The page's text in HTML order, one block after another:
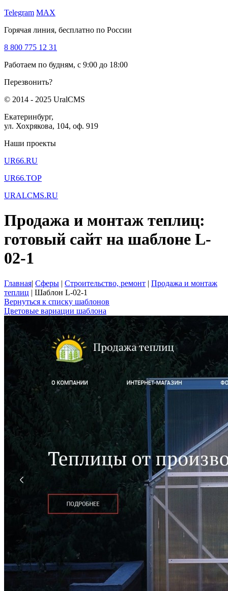
Telegram MAX
Горячая линия, бесплатно по России
8 800 775 12 31
Работаем по будням, с 9:00 до 18:00
Перезвонить?
© 2014 - 2025 UralCMS
Екатеринбург,
ул. Хохрякова, 104, оф. 919
Наши проекты
UR66.RU
UR66.TOP
URALCMS.RU
Продажа и монтаж теплиц:
готовый сайт на шаблоне L-
02-1
Главная| Сферы | Строительство, ремонт | Продажа и монтаж
теплиц | Шаблон L-02-1
Вернуться к списку шаблонов
Цветовые вариации шаблона